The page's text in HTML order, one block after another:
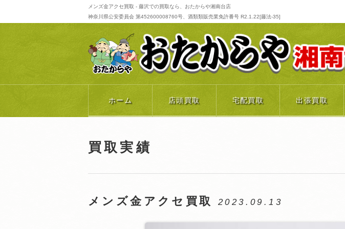
メンズ金アクセ買取 - 藤沢での買取なら、おたからや湘南台店
神奈川県公安委員会 第452600008760号、酒類類販売業免許番号 R2.1.22[藤法-35]
ホーム 店頭買取 宅配買取 出張買取
買取実績
メンズ金アクセ買取 2023.09.13